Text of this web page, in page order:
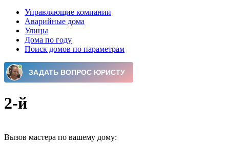
Главное меню
Управляющие компании
Аварийные дома
Улицы
Дома по году
Поиск домов по параметрам
2-й
Вызов мастера по вашему дому: